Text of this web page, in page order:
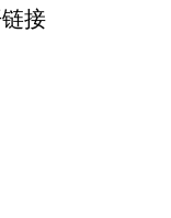
接